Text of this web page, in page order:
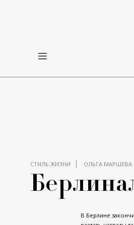
СТИЛЬ ЖИЗНИ ОЛЬГА МАРШЕВА
В Берлине